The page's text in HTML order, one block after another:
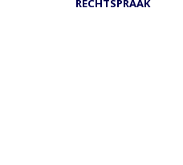
RECHTSPRAAK